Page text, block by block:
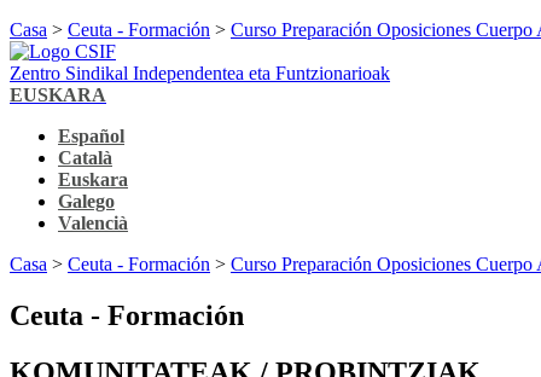
Casa > Ceuta - Formación > Curso Preparación Oposiciones
Zentro Sindikal Independentea eta Funtzionarioak
EUSKARA
Español
Català
Euskara
Galego
Valencià
Casa > Ceuta - Formación > Curso Preparación Oposiciones
Ceuta - Formación